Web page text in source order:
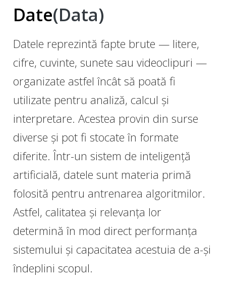
Date(Data)
Datele reprezintă fapte brute — litere,
cifre, cuvinte, sunete sau videoclipuri —
organizate astfel încât să poată fi
utilizate pentru analiză, calcul și
interpretare. Acestea provin din surse
diverse și pot fi stocate în formate
diferite. Într-un sistem de inteligență
artificială, datele sunt materia primă
folosită pentru antrenarea algoritmilor.
Astfel, calitatea și relevanța lor
determină în mod direct performanța
sistemului și capacitatea acestuia de a-și
îndeplini scopul.